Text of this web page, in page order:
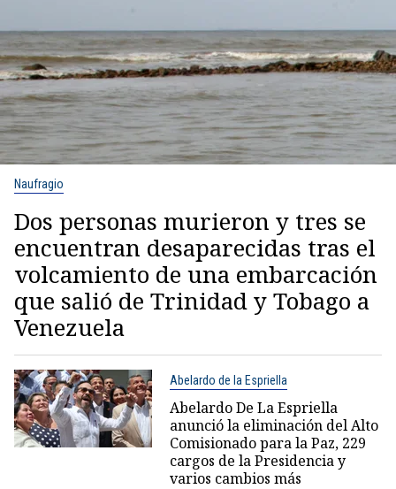
Naufragio
Dos personas murieron y tres se
encuentran desaparecidas tras el
volcamiento de una embarcación
que salió de Trinidad y Tobago a
Venezuela
Abelardo de la Espriella
Abelardo De La Espriella
anunció la eliminación del Alto
Comisionado para la Paz, 229
cargos de la Presidencia y
varios cambios más